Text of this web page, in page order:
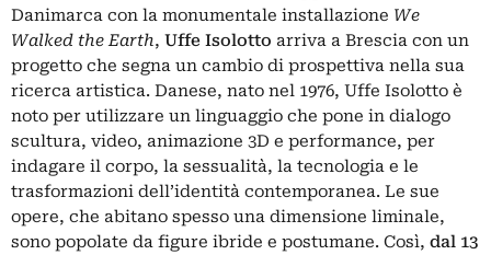
Danimarca con la monumentale installazione We
Walked the Earth, Uffe Isolotto arriva a Brescia con un
progetto che segna un cambio di prospettiva nella sua
ricerca artistica. Danese, nato nel 1976, Uffe Isolotto è
noto per utilizzare un linguaggio che pone in dialogo
scultura, video, animazione 3D e performance, per
indagare il corpo, la sessualità, la tecnologia e le
trasformazioni dell’identità contemporanea. Le sue
opere, che abitano spesso una dimensione liminale,
sono popolate da figure ibride e postumane. Così, dal 13